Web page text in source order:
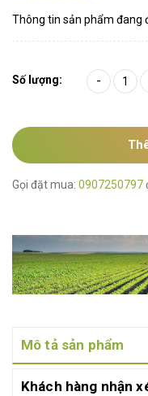
Thông tin sản phẩm đang
Số lượng: -
Gọi đặt mua: 0907250797
Mô tả sản phẩm
Khách hàng nhận